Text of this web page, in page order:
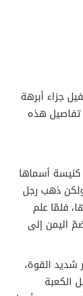
جزاء أبرهة
تفاصيل هذه
كنيسة أسماها
ذهب رجل
فلمّا علم
اليمن إلى
القوة،
الكعبة